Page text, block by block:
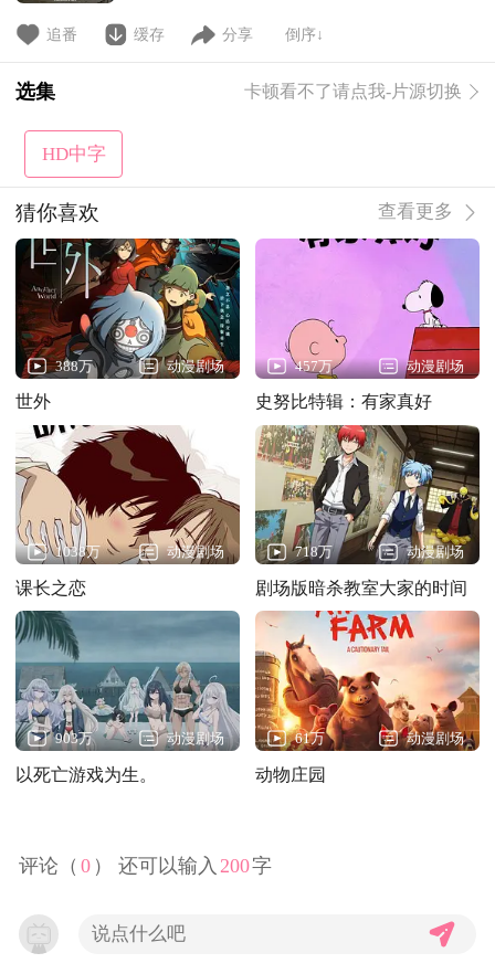
追番 缓存 分享 倒序↓
选集 卡顿看不了请点我-片源切换
HD中字
猜你喜欢 查看更多
388万 动漫剧场
世外
457万 动漫剧场
史努比特辑：有家真好
1038万 动漫剧场
课长之恋
718万 动漫剧场
剧场版暗杀教室大家的时间
903万 动漫剧场
以死亡游戏为生。
61万 动漫剧场
动物庄园
评论（ 0 ） 还可以输入 200字